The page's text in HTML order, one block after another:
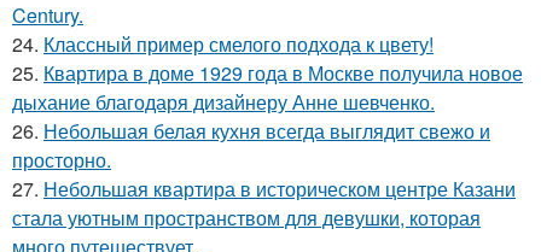
Century.
24. Классный пример смелого подхода к цвету!
25. Квартира в доме 1929 года в Москве получила новое
дыхание благодаря дизайнеру Анне шевченко.
26. Небольшая белая кухня всегда выглядит свежо и
просторно.
27. Небольшая квартира в историческом центре Казани
стала уютным пространством для девушки, которая